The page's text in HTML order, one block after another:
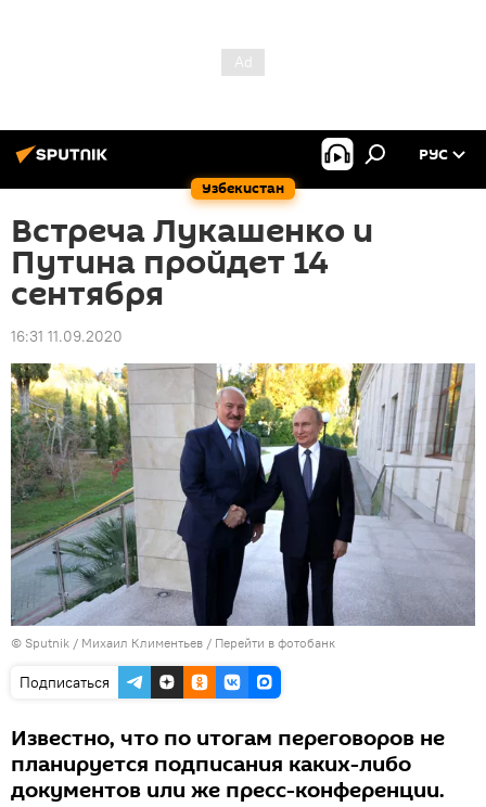
Узбекистан
РУС
Встреча Лукашенко и
Путина пройдет 14
сентября
16:31 11.09.2020
© Sputnik / Михаил Климентьев / Перейти в фотобанк
Подписаться
Известно, что по итогам переговоров не
планируется подписания каких-либо
документов или же пресс-конференции.